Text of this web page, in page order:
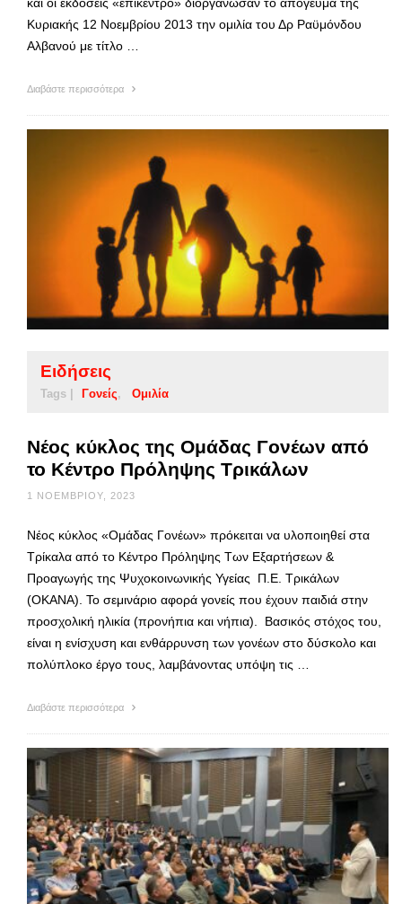
Κυριακής 12 Νοεμβρίου 2013 την ομιλία του Δρ Ραϋμόνδου
Αλβανού με τίτλο …
Διαβάστε περισσότερα
Ειδήσεις
Tags | Γονείς Ομιλία
Νέος κύκλος της Ομάδας Γονέων από
το Κέντρο Πρόληψης Τρικάλων
1 ΝΟΕΜΒΡΊΟΥ, 2023
Νέος κύκλος «Ομάδας Γονέων» πρόκειται να υλοποιηθεί στα
Τρίκαλα από το Κέντρο Πρόληψης Των Εξαρτήσεων &
Προαγωγής της Ψυχοκοινωνικής Υγείας Π.Ε. Τρικάλων
(ΟΚΑΝΑ). Το σεμινάριο αφορά γονείς που έχουν παιδιά στην
προσχολική ηλικία (προνήπια και νήπια). Βασικός στόχος του,
είναι η ενίσχυση και ενθάρρυνση των γονέων στο δύσκολο και
πολύπλοκο έργο τους, λαμβάνοντας υπόψη τις …
Διαβάστε περισσότερα